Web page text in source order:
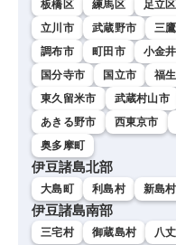
板橋区 練馬区 足立区
立川市
武蔵野市 三
調布市
町田市 小金
国分寺市
国立市 福
東久留米市
武蔵村山市
あきる野市
西東京市
奥多摩町
伊豆諸島北部
大島町 利島村 新島村
伊豆諸島南部
三宅村 御蔵島村 八